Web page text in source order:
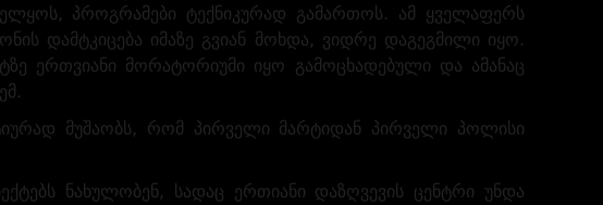
პროგრამები ტექნიკურად გამართოს. ამ ყველაფერს
დამტკიცება იმაზე გვიან მოხდა, ვიდრე დაგეგმილი იყო.
ერთვიანი მორატორიუმი იყო გამოცხადებული და ამანაც
მუშაობს, რომ პირველი მარტიდან პირველი პოლისი
ნახულობენ, სადაც ერთიანი დაზღვევის ცენტრი უნდა